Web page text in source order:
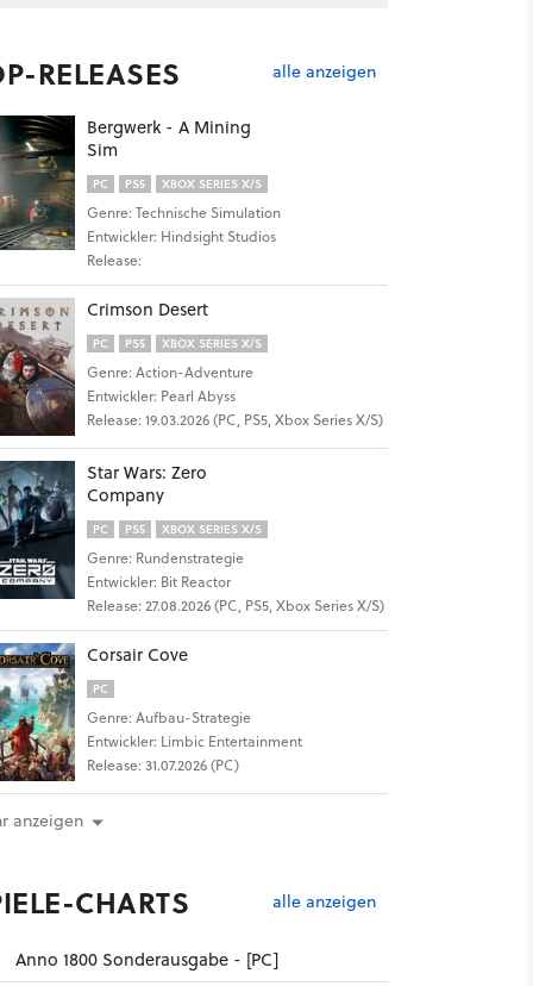
RELEASES alle anzeigen
Bergwerk - A Mining
Sim
PC PS5 XBOX SERIES X/S
Genre: Technische Simulation
Entwickler: Hindsight Studios
Release:
Crimson Desert
PC PS5 XBOX SERIES X/S
Genre: Action-Adventure
Entwickler: Pearl Abyss
Release: 19.03.2026 (PC, PS5, Xbox Series X/S)
Star Wars: Zero
Company
PC PS5 XBOX SERIES X/S
Genre: Rundenstrategie
Entwickler: Bit Reactor
Release: 27.08.2026 (PC, PS5, Xbox Series X/S)
Corsair Cove
PC
Genre: Aufbau-Strategie
Entwickler: Limbic Entertainment
Release: 31.07.2026 (PC)
anzeigen
CHARTS alle anzeigen
Anno 1800 Sonderausgabe - [PC]